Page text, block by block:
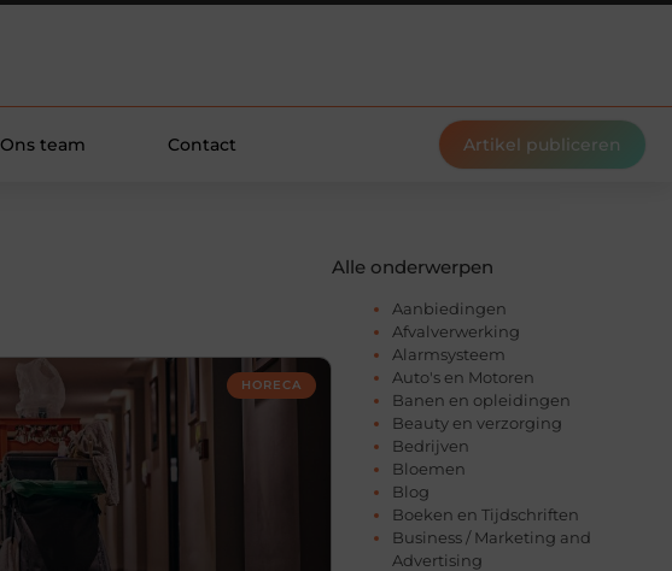
Ons team Contact Artikel publiceren
HORECA
Alle onderwerpen
Aanbiedingen
Afvalverwerking
Alarmsysteem
Auto's en Motoren
Banen en opleidingen
Beauty en verzorging
Bedrijven
Bloemen
Blog
Boeken en Tijdschriften
Business / Marketing and
Advertising